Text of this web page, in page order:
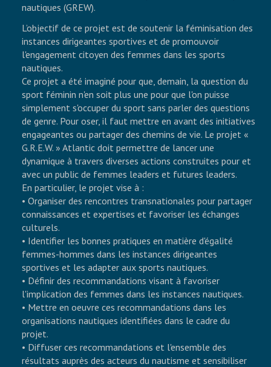
nautiques (GREW).
L’objectif de ce projet est de soutenir la féminisation des
instances dirigeantes sportives et de promouvoir
l'engagement citoyen des femmes dans les sports
nautiques.
Ce projet a été imaginé pour que, demain, la question du
sport féminin n'en soit plus une pour que l'on puisse
simplement s'occuper du sport sans parler des questions
de genre. Pour oser, il faut mettre en avant des initiatives
engageantes ou partager des chemins de vie. Le projet «
G.R.E.W. » Atlantic doit permettre de lancer une
dynamique à travers diverses actions construites pour et
avec un public de femmes leaders et futures leaders.
En particulier, le projet vise à :
• Organiser des rencontres transnationales pour partager
connaissances et expertises et favoriser les échanges
culturels.
• Identifier les bonnes pratiques en matière d'égalité
femmes-hommes dans les instances dirigeantes
sportives et les adapter aux sports nautiques.
• Définir des recommandations visant à favoriser
l'implication des femmes dans les instances nautiques.
• Mettre en oeuvre ces recommandations dans les
organisations nautiques identifiées dans le cadre du
projet.
• Diffuser ces recommandations et l'ensemble des
résultats auprès des acteurs du nautisme et sensibiliser